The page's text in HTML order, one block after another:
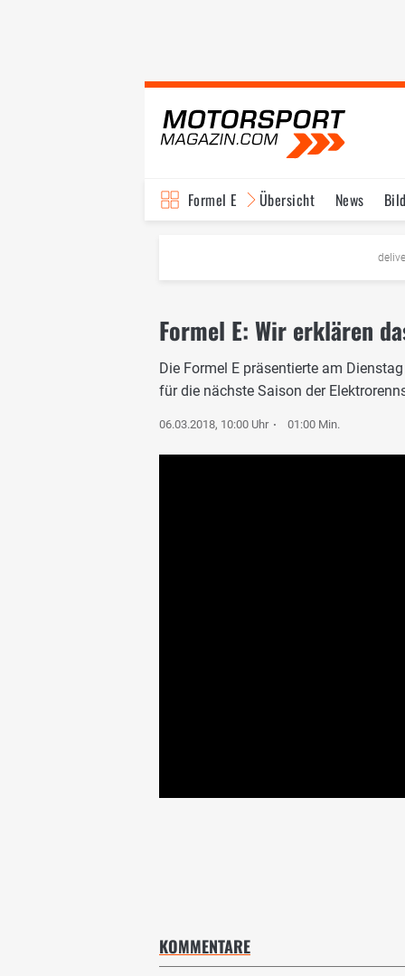
Formel E Übersicht News
Formel E: Wir erklären
Die Formel E präsentierte am
für die nächste Saison der
06.03.2018, 10:00 Uhr 01:00 Min.
KOMMENTARE